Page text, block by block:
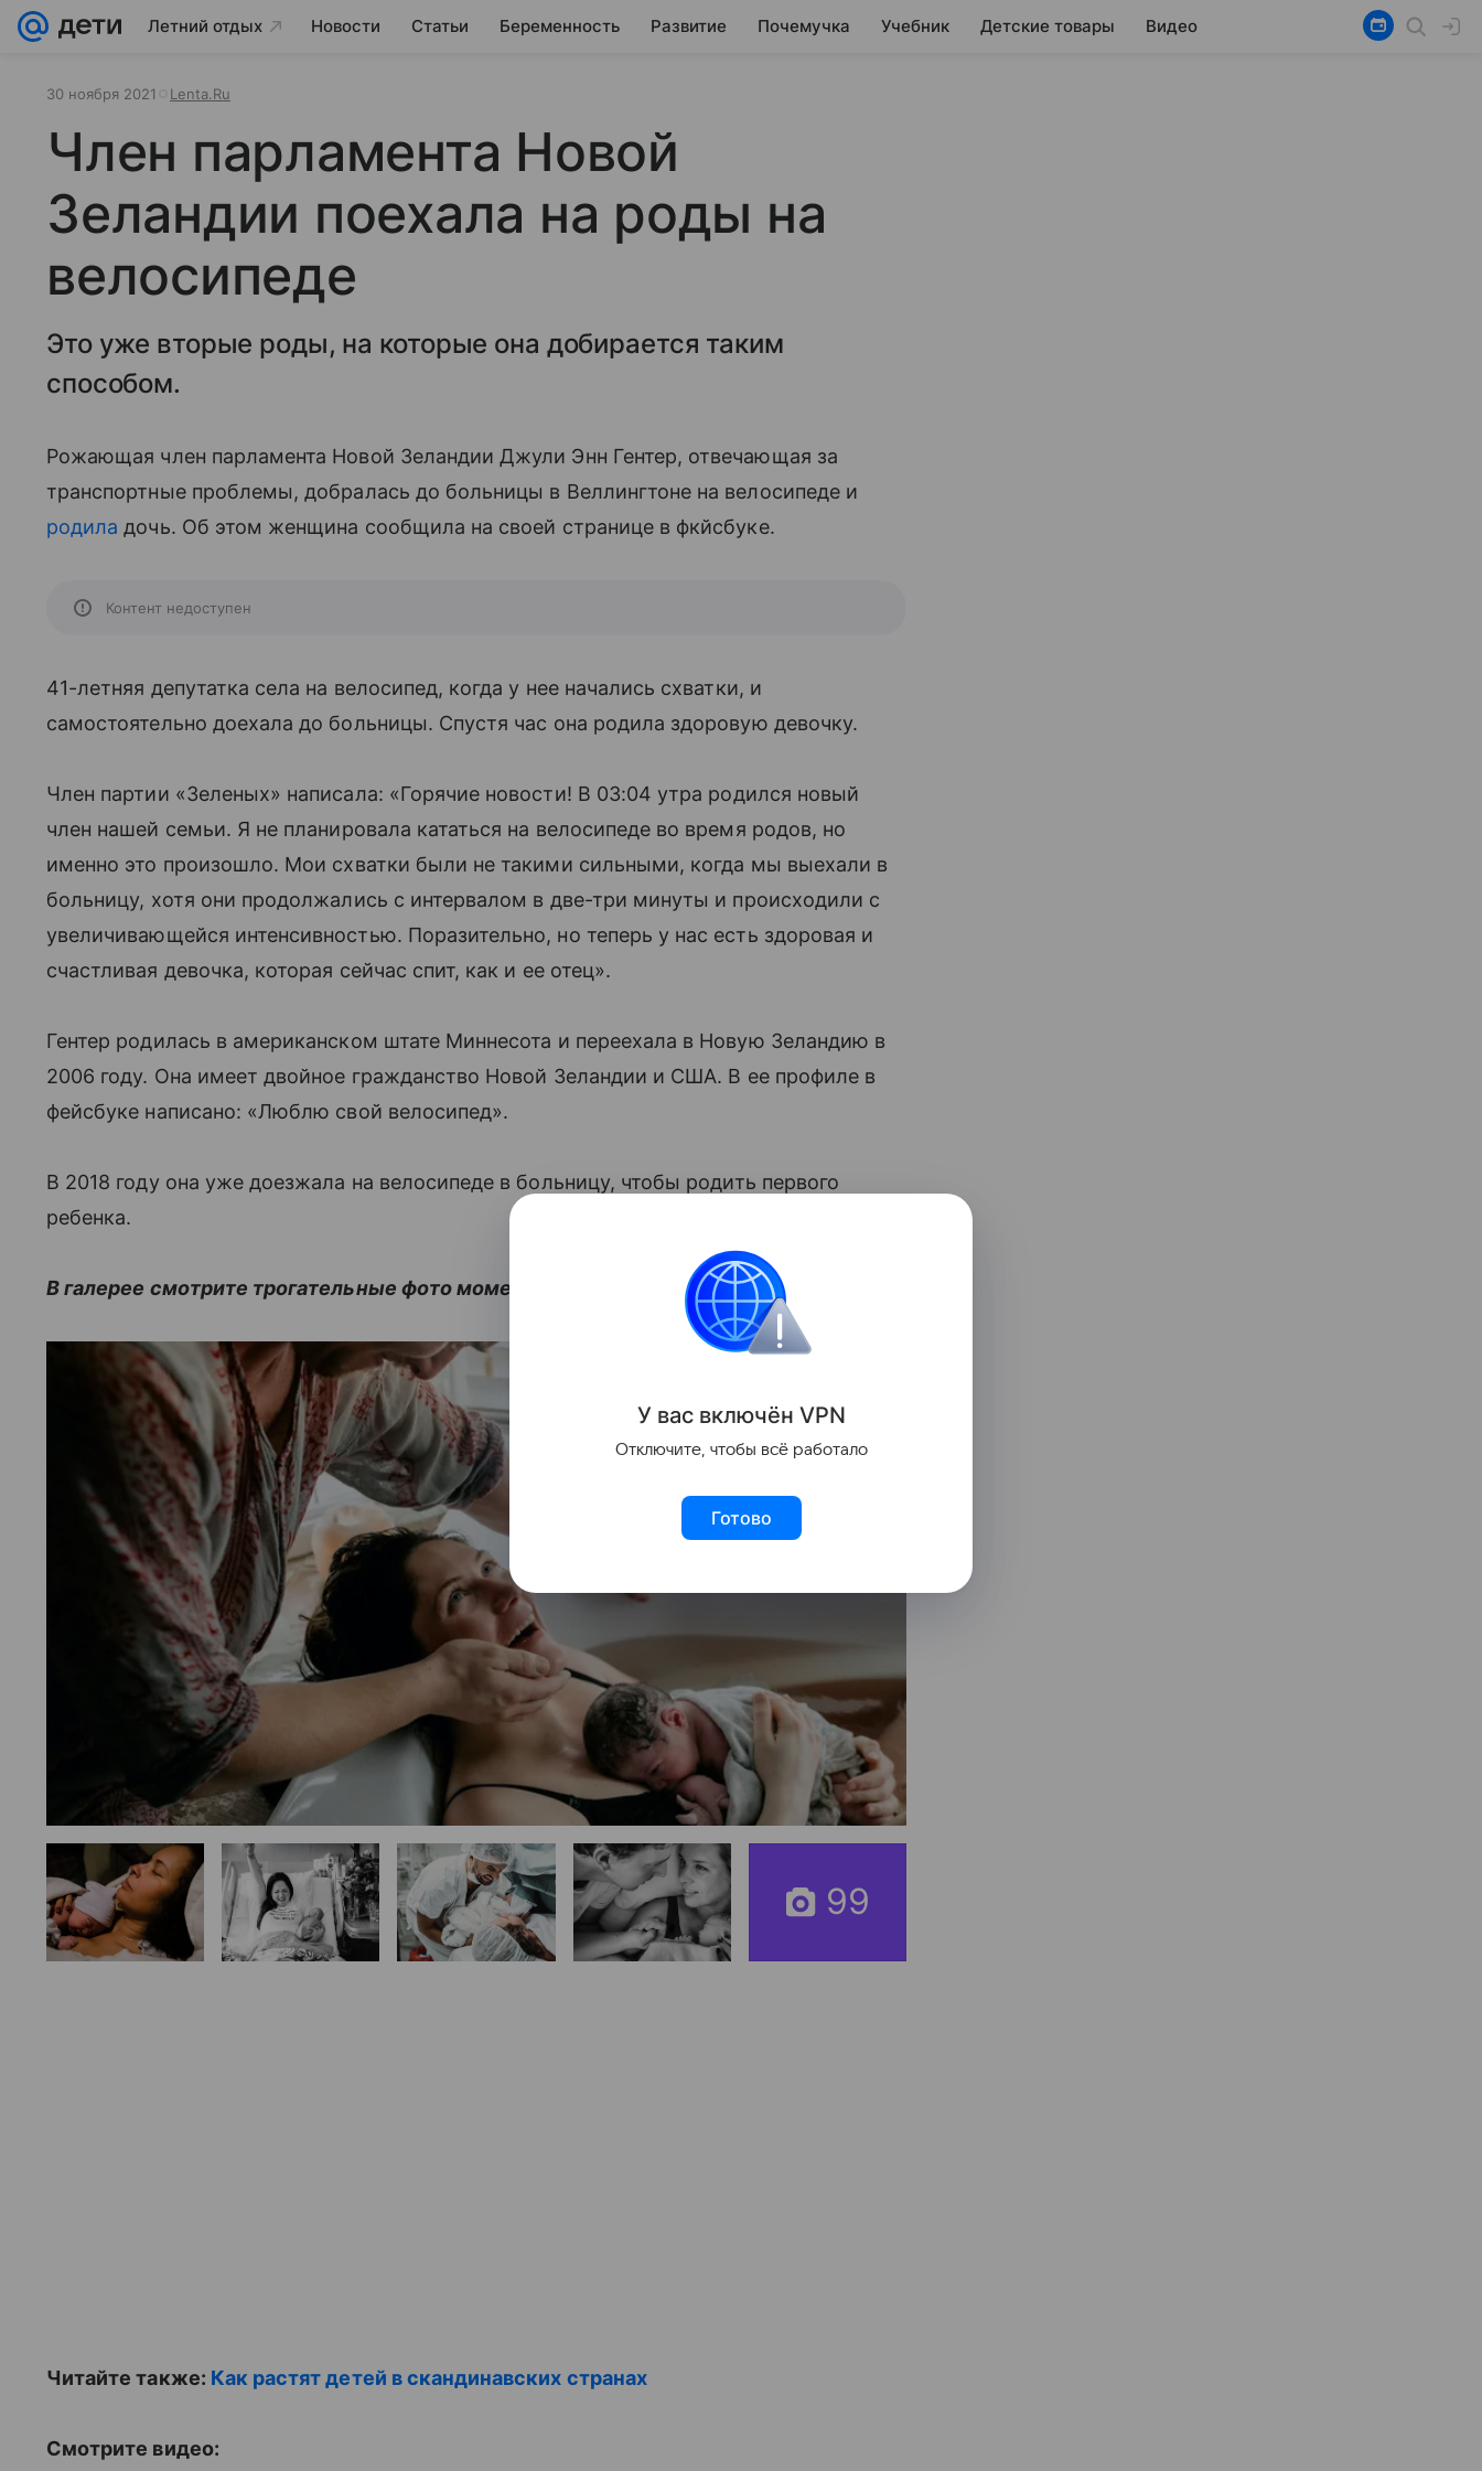
Летний отдых Новости Статьи Беременность Развитие Почемучка Учебник Детские товары Видео
30 ноября 2021 Lenta.Ru
Член парламента Новой
Зеландии поехала на роды на
велосипеде
Это уже вторые роды, на которые она добирается таким
способом.
Рожающая член парламента Новой Зеландии Джули Энн Гентер, отвечающая за
транспортные проблемы, добралась до больницы в Веллингтоне на велосипеде и
родила дочь. Об этом женщина сообщила на своей странице в фкйсбуке.
Контент недоступен
41-летняя депутатка села на велосипед, когда у нее начались схватки, и
самостоятельно доехала до больницы. Спустя час она родила здоровую девочку.
Член партии «Зеленых» написала: «Горячие новости! В 03:04 утра родился новый
член нашей семьи. Я не планировала кататься на велосипеде во время родов, но
именно это произошло. Мои схватки были не такими сильными, когда мы выехали в
больницу, хотя они продолжались с интервалом в две-три минуты и происходили с
увеличивающейся интенсивностью. Поразительно, но теперь у нас есть здоровая и
счастливая девочка, которая сейчас спит, как и ее отец».
Гентер родилась в американском штате Миннесота и переехала в Новую Зеландию в
2006 году. Она имеет двойное гражданство Новой Зеландии и США. В ее профиле в
фейсбуке написано: «Люблю свой велосипед».
В 2018 году она уже доезжала на велосипеде в больницу, чтобы родить первого
ребенка.
В галерее смотрите трогательные фото момента рождения:
99
Читайте также: Как растят детей в скандинавских странах
Смотрите видео:
У вас включён VPN
Отключите, чтобы всё работало
Готово